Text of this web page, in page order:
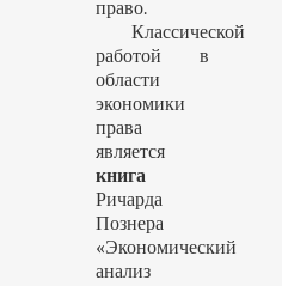
право.
Классической
работой в
области
экономики
права
является
книга
Ричарда
Познера
«Экономический
анализ